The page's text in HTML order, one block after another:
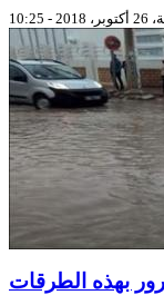
10:25
بهذه الطرقات